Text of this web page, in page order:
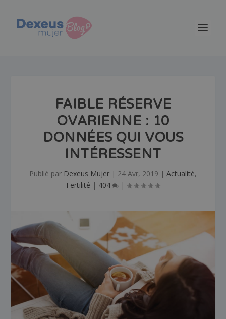
FAIBLE RÉSERVE
OVARIENNE : 10
DONNÉES QUI VOUS
INTÉRESSENT
Publié par Dexeus Mujer | 24 Avr, 2019 | Actualité,
Fertilité | 404 |